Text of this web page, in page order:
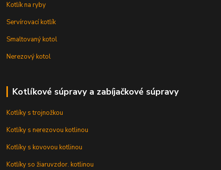
Kotlík na ryby
Servírovací kotlík
Smaltovaný kotol
Nerezový kotol
Kotlíkové súpravy a zabíjačkové súpravy
Kotlíky s trojnožkou
Kotlíky s nerezovou kotlinou
Kotlíky s kovovou kotlinou
Kotlíky so žiaruvzdor. kotlinou